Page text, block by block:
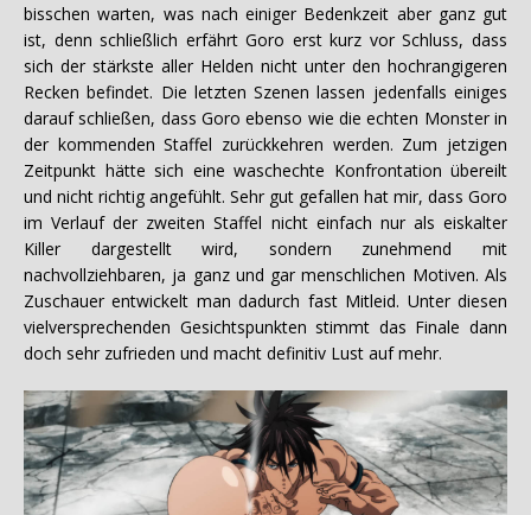
bisschen warten, was nach einiger Bedenkzeit aber ganz gut
ist, denn schließlich erfährt Goro erst kurz vor Schluss, dass
sich der stärkste aller Helden nicht unter den hochrangigeren
Recken befindet. Die letzten Szenen lassen jedenfalls einiges
darauf schließen, dass Goro ebenso wie die echten Monster in
der kommenden Staffel zurückkehren werden. Zum jetzigen
Zeitpunkt hätte sich eine waschechte Konfrontation übereilt
und nicht richtig angefühlt. Sehr gut gefallen hat mir, dass Goro
im Verlauf der zweiten Staffel nicht einfach nur als eiskalter
Killer dargestellt wird, sondern zunehmend mit
nachvollziehbaren, ja ganz und gar menschlichen Motiven. Als
Zuschauer entwickelt man dadurch fast Mitleid. Unter diesen
vielversprechenden Gesichtspunkten stimmt das Finale dann
doch sehr zufrieden und macht definitiv Lust auf mehr.